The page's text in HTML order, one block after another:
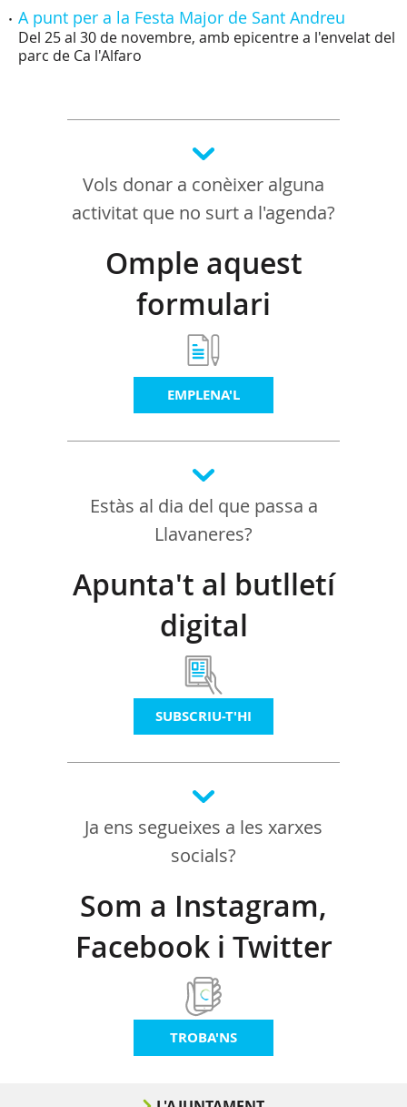
A punt per a la Festa Major de Sant Andreu
Del 25 al 30 de novembre, amb epicentre a l'envelat del
parc de Ca l'Alfaro
Vols donar a conèixer alguna
activitat que no surt a l'agenda?
Omple aquest
formulari
EMPLENA'L
Estàs al dia del que passa a
Llavaneres?
Apunta't al butlletí
digital
SUBSCRIU-T'HI
Ja ens segueixes a les xarxes
socials?
Som a Instagram,
Facebook i Twitter
TROBA'NS